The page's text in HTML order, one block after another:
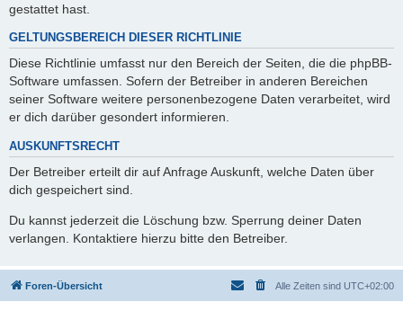
gestattet hast.
GELTUNGSBEREICH DIESER RICHTLINIE
Diese Richtlinie umfasst nur den Bereich der Seiten, die die phpBB-
Software umfassen. Sofern der Betreiber in anderen Bereichen
seiner Software weitere personenbezogene Daten verarbeitet, wird
er dich darüber gesondert informieren.
AUSKUNFTSRECHT
Der Betreiber erteilt dir auf Anfrage Auskunft, welche Daten über
dich gespeichert sind.
Du kannst jederzeit die Löschung bzw. Sperrung deiner Daten
verlangen. Kontaktiere hierzu bitte den Betreiber.
Foren-Übersicht Alle Zeiten sind UTC+02:00